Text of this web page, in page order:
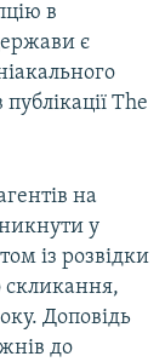
в
є
The
на
у
із розвідки
скликання,
Доповідь
до